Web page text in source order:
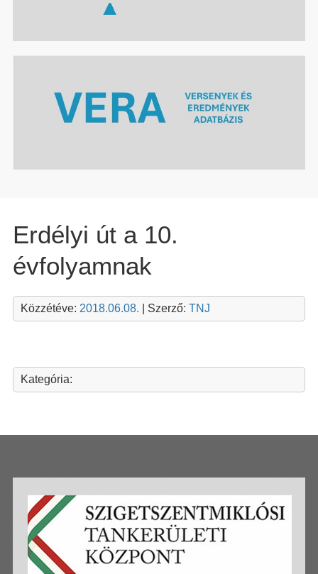
Erdélyi út a 10.
évfolyamnak
Közzétéve: 2018.06.08. | Szerző: TNJ
Kategória: